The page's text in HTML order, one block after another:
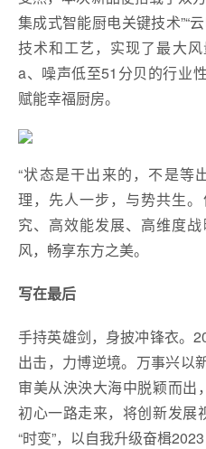
集成式智能厨电关键技术”“
技术和工艺，实现了最大
a、噪声低至51分贝的行业
赋能幸福厨房。
“状态是干出来的，不是等
理，先人一步，与势共生
究、高效能发展、高维度
风，畅享东方之美。
写在最后
手持英雄剑，身披冲锋衣。
出击，力博逆境。万事兴以
审美从泱泱大海中脱颖而出
初心一路走来，将创新发展
“时变”，以自我升级奋楫2023